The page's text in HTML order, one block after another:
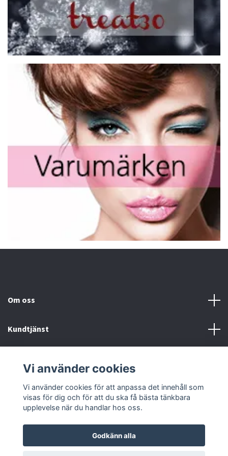
Om oss
Kundtjänst
Sociala medier
Vi använder cookies
Vi använder cookies för att anpassa det innehåll som
visas för dig och för att du ska få bästa tänkbara
upplevelse när du handlar hos oss.
Godkänn alla